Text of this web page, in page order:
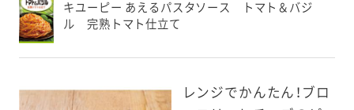
する事ができ
身以外の方に送
キユーピー あえるパスタソース トマト＆バジ
ル 完熟トマト仕立て
レンジでかんたん！ブロ